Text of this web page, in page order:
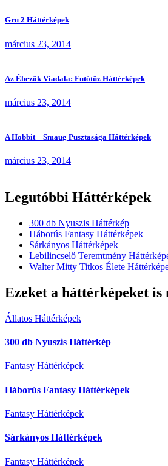
Gru 2 Háttérképek
március 23, 2014
Az Éhezők Viadala: Futótűz Háttérképek
március 23, 2014
A Hobbit – Smaug Pusztasága Háttérképek
március 23, 2014
Legutóbbi Háttérképek
300 db Nyuszis Háttérkép
Háborús Fantasy Háttérképek
Sárkányos Háttérképek
Lebilincselő Teremtmény
Walter Mitty Titkos Élete
Ezeket a háttérképeket is
Állatos Háttérképek
300 db Nyuszis Háttérkép
Fantasy Háttérképek
Háborús Fantasy Háttérképek
Fantasy Háttérképek
Sárkányos Háttérképek
Fantasy Háttérképek